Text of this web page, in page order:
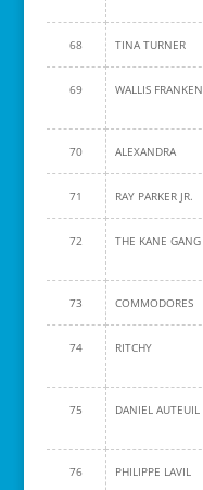
68 TINA TURNER
69 WALLIS FRANKEN
70 ALEXANDRA
71 RAY PARKER JR.
72 THE KANE GANG
73 COMMODORES
74 RITCHY
75 DANIEL AUTEUIL
76 PHILIPPE LAVIL